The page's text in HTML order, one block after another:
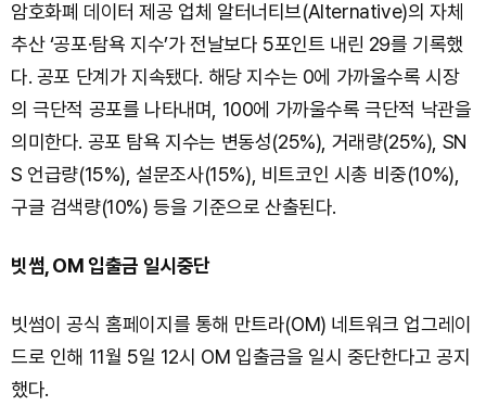
암호화폐 데이터 제공 업체 알터너티브(Alternative)의 자체
추산 ‘공포·탐욕 지수’가 전날보다 5포인트 내린 29를 기록했
다. 공포 단계가 지속됐다. 해당 지수는 0에 가까울수록 시장
의 극단적 공포를 나타내며, 100에 가까울수록 극단적 낙관을
의미한다. 공포 탐욕 지수는 변동성(25%), 거래량(25%), SN
S 언급량(15%), 설문조사(15%), 비트코인 시총 비중(10%),
구글 검색량(10%) 등을 기준으로 산출된다.
빗썸, OM 입출금 일시중단
빗썸이 공식 홈페이지를 통해 만트라(OM) 네트워크 업그레이
드로 인해 11월 5일 12시 OM 입출금을 일시 중단한다고 공지
했다.